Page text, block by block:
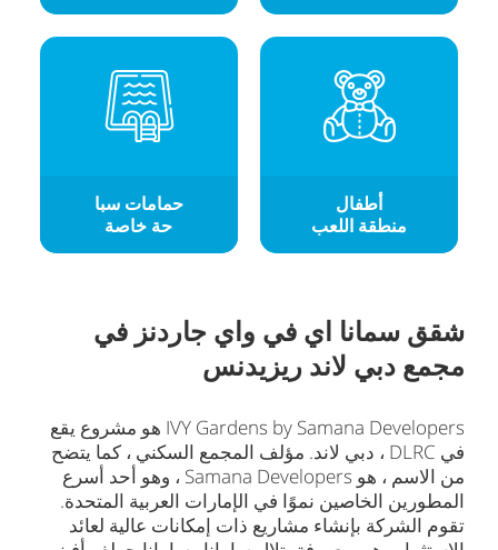
حمامات سبا
حة خاصة
أطفال
منطقة اللعب
شقق سمانا اي في واي جاردنز في
مجمع دبي لاند ريزيدنس
IVY Gardens by Samana Developers هو مشروع يقع
في DLRC ، دبي لاند. مؤلف المجمع السكني ، كما يتضح
من الاسم ، هو Samana Developers ، وهو أحد أسرع
المطورين الخاصين نموًا في الإمارات العربية المتحدة.
تقوم الشركة بإنشاء مشاريع ذات إمكانات عالية لعائد